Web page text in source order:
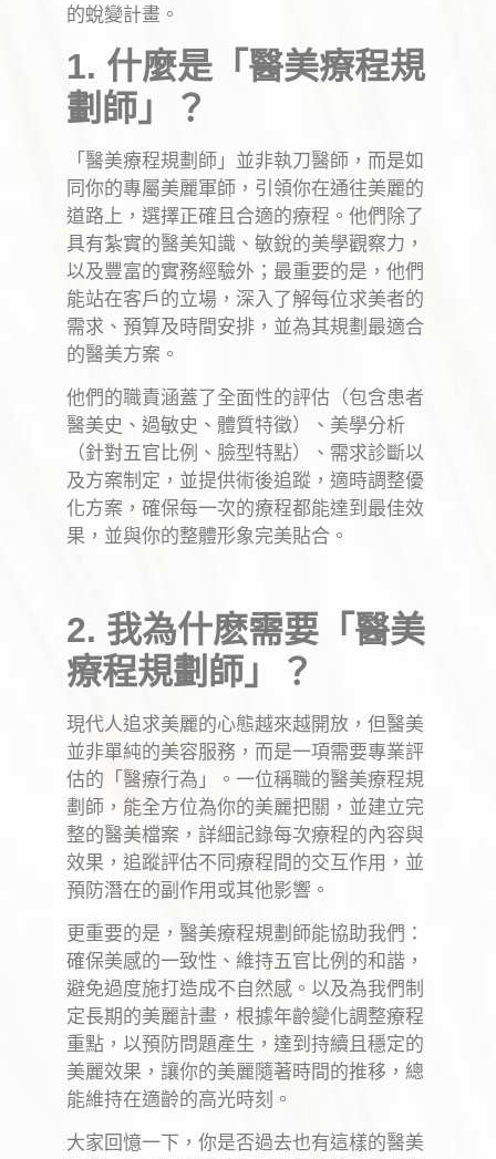
的蛻變計畫。
1. 什麼是「醫美療程規
劃師」？
「醫美療程規劃師」並非執刀醫師，而是如
同你的專屬美麗軍師，引領你在通往美麗的
道路上，選擇正確且合適的療程。他們除了
具有紮實的醫美知識、敏銳的美學觀察力，
以及豐富的實務經驗外；最重要的是，他們
能站在客戶的立場，深入了解每位求美者的
需求、預算及時間安排，並為其規劃最適合
的醫美方案。
他們的職責涵蓋了全面性的評估（包含患者
醫美史、過敏史、體質特徵）、美學分析
（針對五官比例、臉型特點）、需求診斷以
及方案制定，並提供術後追蹤，適時調整優
化方案，確保每一次的療程都能達到最佳效
果，並與你的整體形象完美貼合。
2. 我為什麽需要「醫美
療程規劃師」？
現代人追求美麗的心態越來越開放，但醫美
並非單純的美容服務，而是一項需要專業評
估的「醫療行為」。一位稱職的醫美療程規
劃師，能全方位為你的美麗把關，並建立完
整的醫美檔案，詳細記錄每次療程的內容與
效果，追蹤評估不同療程間的交互作用，並
預防潛在的副作用或其他影響。
更重要的是，醫美療程規劃師能協助我們：
確保美感的一致性、維持五官比例的和諧，
避免過度施打造成不自然感。以及為我們制
定長期的美麗計畫，根據年齡變化調整療程
重點，以預防問題產生，達到持續且穩定的
美麗效果，讓你的美麗隨著時間的推移，總
能維持在適齡的高光時刻。
大家回憶一下，你是否過去也有這樣的醫美